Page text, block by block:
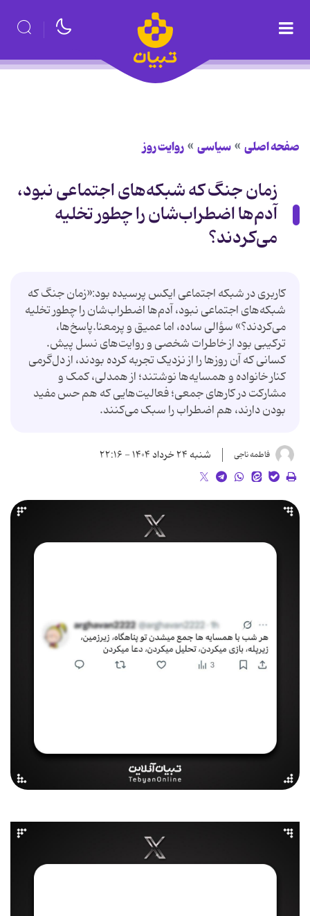
صفحه اصلی سیاسی روایت روز
زمان جنگ که شبکه‌های اجتماعی نبود،
آدم‌ها اضطراب‌شان را چطور تخلیه
می‌کردند؟
کاربری در شبکه اجتماعی ایکس پرسیده بود:«زمان جنگ که
شبکه‌های اجتماعی نبود، آدم‌ها اضطراب‌شان را چطور تخلیه
می‌کردند؟» سؤالی ساده، اما عمیق و پرمعنا.پاسخ‌ها،
ترکیبی بود از خاطرات شخصی و روایت‌های نسل پیش.
کسانی که آن روزها را از نزدیک تجربه کرده بودند، از دل‌گرمی
کنار خانواده و همسایه‌ها نوشتند؛ از همدلی، کمک و
مشارکت در کارهای جمعی؛ فعالیت‌هایی که هم حس مفید
بودن دارند، هم اضطراب را سبک‌ می‌کنند.
فاطمه ناجی شنبه ۲۴ خرداد ۱۴۰۴ - ۲۲:۱۶